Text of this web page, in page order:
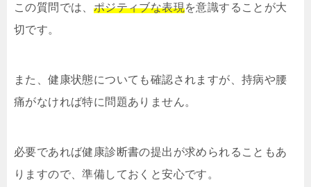
この質問では、 ポジティブな表現を意識することが大
切です。
また、健康状態についても確認されますが、持病や腰
痛がなければ特に問題ありません。
必要であれば健康診断書の提出が求められることもあ
りますので、準備しておくと安心です。